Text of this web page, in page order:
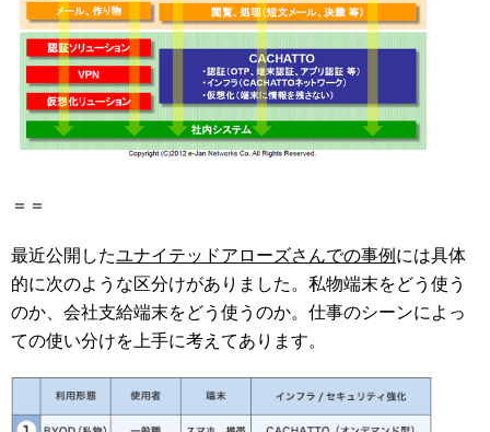
＝＝
最近公開したユナイテッドアローズさんでの事例 には具体
的に次のような区分けがありました。私物端末をどう使う
のか、会社支給端末をどう使うのか。仕事のシーンによっ
ての使い分けを上手に考えてあります。